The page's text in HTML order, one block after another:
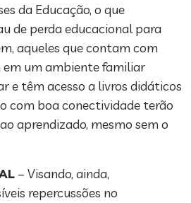
da Educação, o que
de perda educacional para
aqueles que contam com
em um ambiente familiar
e têm acesso a livros didáticos
com boa conectividade terão
aprendizado, mesmo sem o
– Visando, ainda,
repercussões no